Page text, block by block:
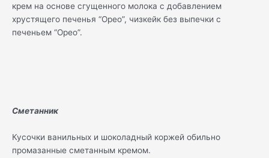
крем на основе сгущенного молока с добавлением
хрустящего печенья “Орео”, чизкейк без выпечки с
печеньем “Орео”.
Сметанник
Кусочки ванильных и шоколадный коржей обильно
промазанные сметанным кремом.